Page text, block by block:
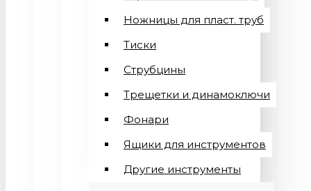
Ножницы для пласт. труб
Тиски
Струбцины
Трещетки и динамоключи
Фонари
Ящики для инструментов
Другие инструменты